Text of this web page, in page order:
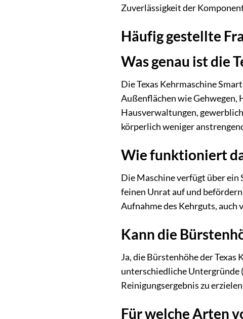
Zuverlässigkeit der
Häufig gestellte
Was genau ist die
Die Texas Kehrmaschine
Außenflächen wie Gehwegen,
Hausverwaltungen,
körperlich weniger
Wie funktioniert
Die Maschine verfügt über ein
feinen Unrat auf und
Aufnahme des Kehrguts, auch
Kann die
Ja, die Bürstenhöhe der
unterschiedliche Untergründe
Reinigungsergebnis zu
Für welche Arten